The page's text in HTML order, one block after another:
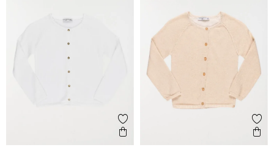
Ajouter aux favoris
Aperçu rapide